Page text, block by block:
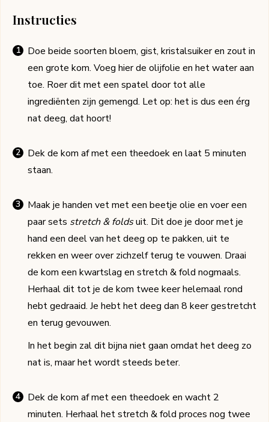
Instructies
Doe beide soorten bloem, gist, kristalsuiker en zout in
een grote kom. Voeg hier de olijfolie en het water aan
toe. Roer dit met een spatel door tot alle
ingrediënten zijn gemengd. Let op: het is dus een érg
nat deeg, dat hoort!
Dek de kom af met een theedoek en laat 5 minuten
staan.
Maak je handen vet met een beetje olie en voer een
paar sets stretch & foldsuit. Dit doe je door met je
hand een deel van het deeg op te pakken, uit te
rekken en weer over zichzelf terug te vouwen. Draai
de kom een kwartslag en stretch & fold nogmaals.
Herhaal dit tot je de kom twee keer helemaal rond
hebt gedraaid. Je hebt het deeg dan 8 keer gestretcht
en terug gevouwen.
In het begin zal dit bijna niet gaan omdat het deeg zo
nat is, maar het wordt steeds beter.
Dek de kom af met een theedoek en wacht 2
minuten. Herhaal het stretch & fold proces nog twee